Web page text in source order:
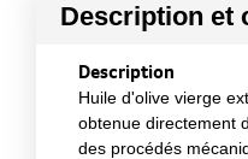
Description et
Description
Huile d'olive vierge
obtenue directement
des procédés